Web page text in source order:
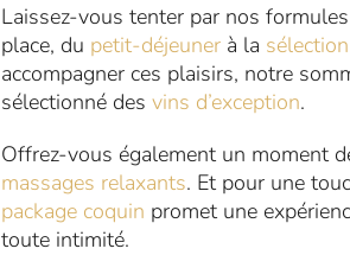
Laissez-vous tenter par nos
place, du petit-déjeunerà la
accompagner ces plaisirs, notre
sélectionné des vins d’exception.
Offrez-vous également un moment
massages relaxants. Et pour une
package coquin promet une
toute intimité.